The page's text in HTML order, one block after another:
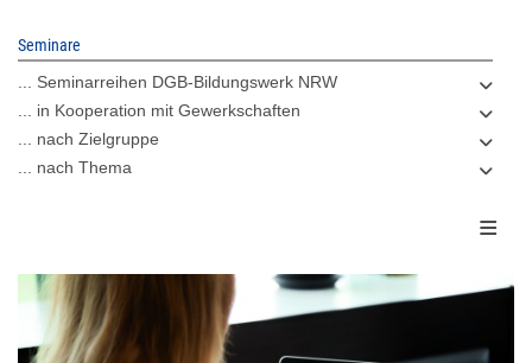
Seminare
... Seminarreihen DGB-Bildungswerk NRW
... in Kooperation mit Gewerkschaften
... nach Zielgruppe
... nach Thema